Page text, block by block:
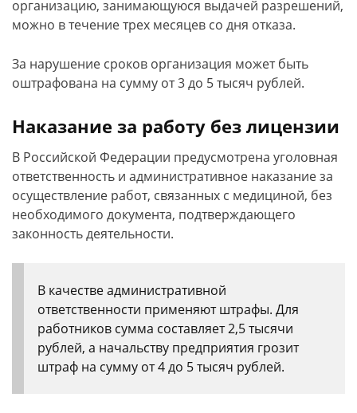
организацию, занимающуюся выдачей разрешений,
можно в течение трех месяцев со дня отказа.
За нарушение сроков организация может быть
оштрафована на сумму от 3 до 5 тысяч рублей.
Наказание за работу без лицензии
В Российской Федерации предусмотрена уголовная
ответственность и административное наказание за
осуществление работ, связанных с медициной, без
необходимого документа, подтверждающего
законность деятельности.
В качестве административной
ответственности применяют штрафы. Для
работников сумма составляет 2,5 тысячи
рублей, а начальству предприятия грозит
штраф на сумму от 4 до 5 тысяч рублей.